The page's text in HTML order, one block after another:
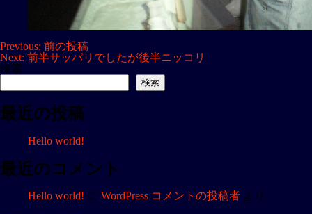
投
稿
ゲ
ョ
ン
Previous: 前の投稿
Next: 前半サッパリでしたが後半ニッコリ
検索
検索
最近の投稿
Hello world!
最近のコメント
Hello world! に WordPress コメントの投稿者 より